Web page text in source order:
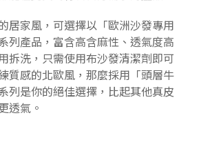
居家風，可選擇以「歐洲沙發專用
列產品，富含高含麻性、透氣度高
拆洗，只需使用布沙發清潔劑即可
質感的北歐風，那麼採用「頭層牛
列是你的絕佳選擇，比起其他真皮
透氣。